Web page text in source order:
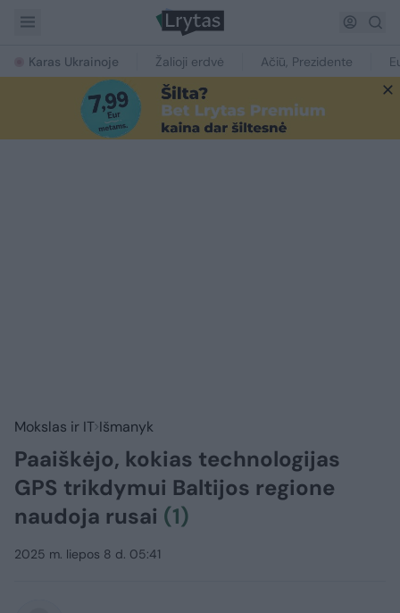
Karas Ukrainoje Žalioji erdvė Ačiū, Prezidente
Mokslas ir IT Išmanyk
Paaiškėjo, kokias technologijas
GPS trikdymui Baltijos regione
naudoja rusai (1)
2025 m. liepos 8 d. 05:41